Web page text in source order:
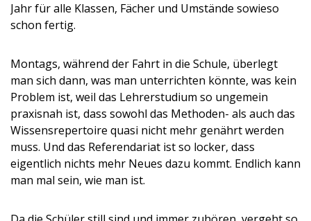
Jahr für alle Klassen, Fächer und Umstände sowieso
schon fertig.
Montags, während der Fahrt in die Schule, überlegt
man sich dann, was man unterrichten könnte, was kein
Problem ist, weil das Lehrerstudium so ungemein
praxisnah ist, dass sowohl das Methoden- als auch das
Wissensrepertoire quasi nicht mehr genährt werden
muss. Und das Referendariat ist so locker, dass
eigentlich nichts mehr Neues dazu kommt. Endlich kann
man mal sein, wie man ist.